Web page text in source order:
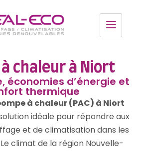
à chaleur à Niort
économies d’énergie et
thermique
à chaleur (PAC) à Niort
idéale pour répondre aux
et de climatisation dans les
climat de la région Nouvelle-